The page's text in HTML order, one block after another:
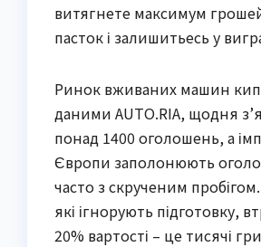
витягнете максимум
пасток і залишитьесь у
Ринок вживаних машин
даними AUTO.RIA, щодня
понад 1400 оголошень, а
Європи заполонюють
часто з скрученим
які ігнорують підготовку,
20% вартості – це тисячі